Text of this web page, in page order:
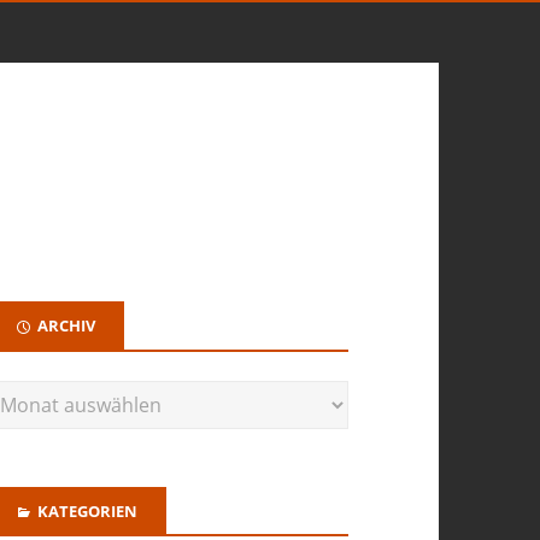
ARCHIV
KATEGORIEN